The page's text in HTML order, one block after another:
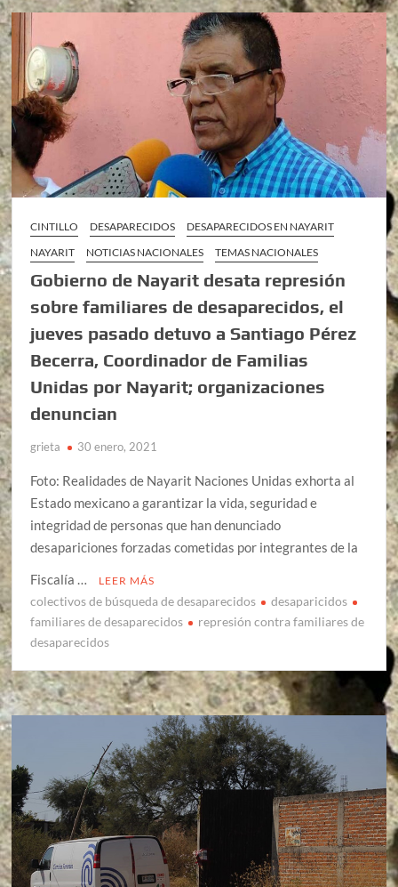
CINTILLO DESAPARECIDOS
DESAPARECIDOS EN NAYARIT
NAYARIT
NOTICIAS NACIONALES TEMAS NACIONALES
Gobierno de Nayarit desata represión
sobre familiares de desaparecidos, el
jueves pasado detuvo a Santiago Pérez
Becerra, Coordinador de Familias
Unidas por Nayarit; organizaciones
denuncian
grieta 30 enero, 2021
Foto: Realidades de Nayarit Naciones Unidas exhorta al
Estado mexicano a garantizar la vida, seguridad e
integridad de personas que han denunciado
desapariciones forzadas cometidas por integrantes de la
Fiscalía …
LEER MÁS
colectivos de búsqueda de desaparecidos
desaparicidos
familiares de desaparecidos
represión contra familiares de
desaparecidos